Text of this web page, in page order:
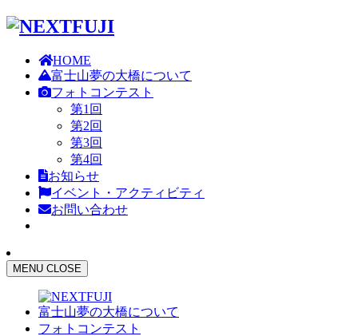
HOME
富士山夢の大橋について
フォトコンテスト
第1回
第2回
第3回
第4回
お知らせ
イベント・アクティビティ
お問い合わせ
MENU CLOSE
富士山夢の大橋について
フォトコンテスト